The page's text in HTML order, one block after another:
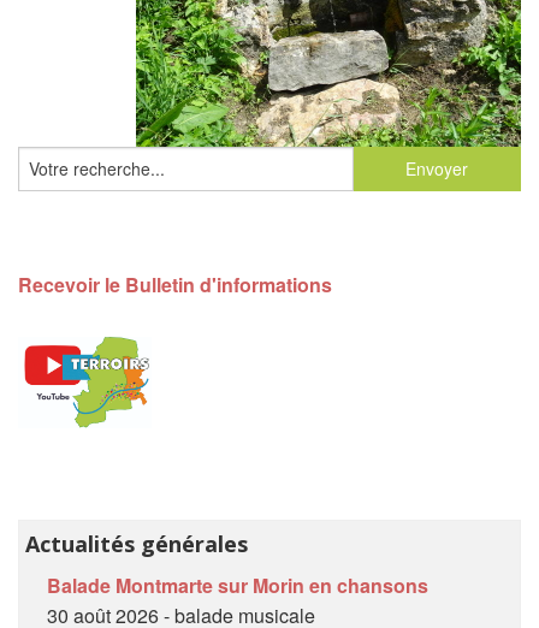
Recevoir le Bulletin d'informations
Actualités générales
Balade Montmarte sur Morin en chansons
30 août 2026 - balade musicale